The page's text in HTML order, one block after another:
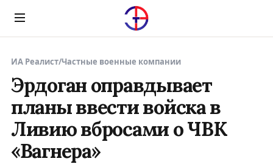
Menu
ИА Реалист/Частные военные компании
Эрдоган оправдывает
планы ввести войска в
Ливию вбросами о ЧВК
«Вагнера»